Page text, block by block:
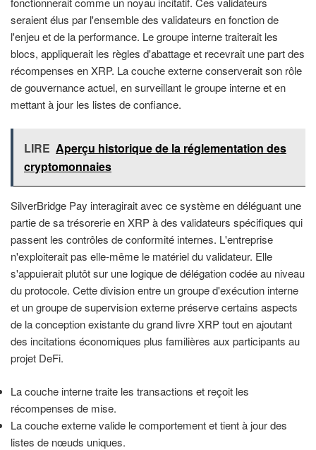
seraient élus par l'ensemble des validateurs en fonction de
l'enjeu et de la performance. Le groupe interne traiterait les
blocs, appliquerait les règles d'abattage et recevrait une part des
récompenses en XRP. La couche externe conserverait son rôle
de gouvernance actuel, en surveillant le groupe interne et en
mettant à jour les listes de confiance.
LIRE Aperçu historique de la réglementation des
cryptomonnaies
SilverBridge Pay interagirait avec ce système en déléguant une
partie de sa trésorerie en XRP à des validateurs spécifiques qui
passent les contrôles de conformité internes. L'entreprise
n'exploiterait pas elle-même le matériel du validateur. Elle
s'appuierait plutôt sur une logique de délégation codée au niveau
du protocole. Cette division entre un groupe d'exécution interne
et un groupe de supervision externe préserve certains aspects
de la conception existante du grand livre XRP tout en ajoutant
des incitations économiques plus familières aux participants au
projet DeFi.
La couche interne traite les transactions et reçoit les
récompenses de mise.
La couche externe valide le comportement et tient à jour des
listes de nœuds uniques.